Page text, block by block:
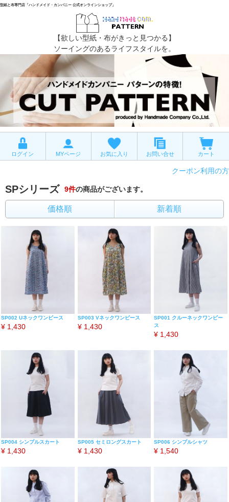
型紙と布専門店「ハンドメイド・カンパニー 公式オンラインショップ」
【欲しい型紙・布がきっと見つかる】
ソーイングのあるライフスタイルを。
ログイン MYページ お気に入り お問い合せ カート
クーポン利用の方
SPシリーズ 9件の商品がございます。
価格順 新着順
SP002 Uネックワンピース
¥ 1,430
SP003 Vネックワンピース
¥ 1,430
SP001 クルーネックワンピー
ス
¥ 1,430
SP004 シンプルスカート
¥ 1,430
SP005 セミロングスカート
¥ 1,430
SP006 シンプルシャツ
¥ 1,540